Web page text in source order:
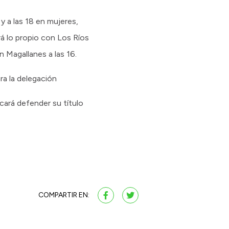
a las 18 en mujeres,
lo propio con Los Ríos
Magallanes a las 16.
la delegación
defender su título
COMPARTIR EN: